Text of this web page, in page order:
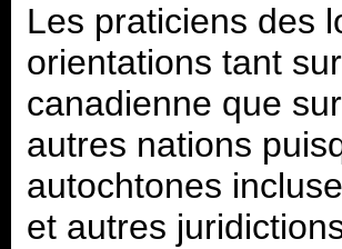
Les praticiens des
orientations tant
canadienne que
autres nations
autochtones
et autres